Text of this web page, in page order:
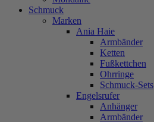
Schmuck
Marken
Ania Haie
Armbänder
Ketten
Fußkettchen
Ohrringe
Schmuck-Sets
Engelsrufer
Anhänger
Armbänder